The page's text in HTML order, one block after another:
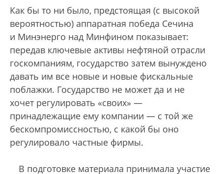
Как бы то ни было, предстоящая (с высокой
вероятностью) аппаратная победа Сечина
и Мин­энерго над Минфином показывает:
передав ключевые активы нефтяной отрасли
гос­компаниям, государство затем вынуждено
давать им все новые и новые фискальные
поблажки. Государство не может да и не
хочет регулировать «своих» —
принадлежащие ему компании — с той же
бескомпромиссностью, с какой бы оно
регулировало частные фирмы.
В подготовке материала принимала участие